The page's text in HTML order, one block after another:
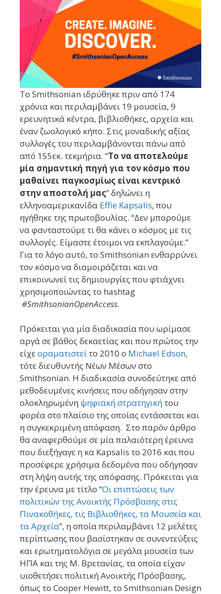
Το Smithsonian ιδρύθηκε πριν από 174
χρόνια και περιλαμβάνει 19 μουσεία, 9
ερευνητικά κέντρα, βιβλιοθήκες, αρχεία και
έναν ζωολογικό κήπο. Στις μοναδικής αξίας
συλλογές του περιλαμβάνονται πάνω από
από 155εκ. τεκμήρια. “Το να αποτελούμε
μία σημαντική πηγή για τον κόσμο που
μαθαίνει παγκοσμίως είναι κεντρικό
στην αποστολή μας” δηλώνει η
ελληνοαμερικανίδα Effie Kapsalis, που
ηγήθηκε της πρωτοβουλίας. “Δεν μπορούμε
να φανταστούμε τι θα κάνει ο κόσμος με τις
συλλογές. Είμαστε έτοιμοι να εκπλαγούμε.”
Για το λόγο αυτό, το Smithsonian ενθαρρύνει
τον κόσμο να διαμοιράζεται και να
επικοινωνεί τις δημιουργίες που φτιάχνει
χρησιμοποιώντας το hashtag
#SmithsonianOpenAccess.
Πρόκειται για μία διαδικασία που ωρίμασε
αργά σε βάθος δεκαετίας και που πρώτος την
είχεοραματιστείτο 2010 ο Michael Edson,
τότε διευθυντής Νέων Μέσων στο
Smithsonian. H διαδικασία συνοδεύτηκε από
μεθοδευμένες κινήσεις που οδήγησαν στην
ολοκληρωμένη ψηφιακή στρατηγικήτου
φορέα στο πλαίσιο της οποίας εντάσσεται και
η συγκεκριμένη απόφαση. Στο παρόν άρθρο
θα αναφερθούμε σε μία παλαιότερη έρευνα
που διεξήγαγε η κα Kapsalis το 2016 και που
προσέφερε χρήσιμα δεδομένα που οδήγησαν
στη λήψη αυτής της απόφασης. Πρόκειται για
την έρευνα με τίτλο “Οι επιπτώσεις των
πολιτικών της Ανοικτής Πρόσβασης στις
Πινακοθήκες, τις Βιβλιοθήκες, τα Μουσεία και
τα Αρχεία”, η οποία περιλαμβάνει 12 μελέτες
περίπτωσης που βασίστηκαν σε συνεντεύξεις
και ερωτηματολόγια σε μεγάλα μουσεία των
ΗΠΑ και της Μ. Βρετανίας, τα οποία είχαν
υιοθετήσει πολιτική Ανοικτής Πρόσβασης,
όπως το Cooper Hewitt, το Smithsonian Design